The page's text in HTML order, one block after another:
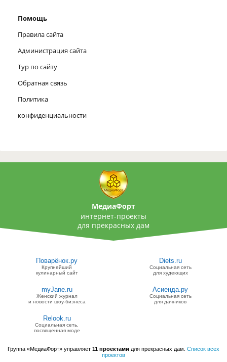
Помощь
Правила сайта
Администрация сайта
Тур по сайту
Обратная связь
Политика
конфиденциальности
МедиаФорт
интернет-проекты
для прекрасных дам
Поварёнок.ру
Крупнейший
кулинарный сайт
Diets.ru
Социальная сеть
для худеющих
myJane.ru
Женский журнал
и новости шоу-бизнеса
Асиенда.ру
Социальная сеть
для дачников
Relook.ru
Социальная сеть,
посвященная моде
Группа «МедиаФорт» управляет 11 проектами для прекрасных дам. Список всех
проектов